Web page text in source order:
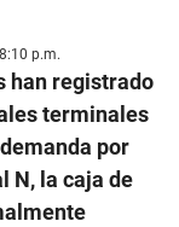
p.m.
han registrado
terminales
por
N, la caja de